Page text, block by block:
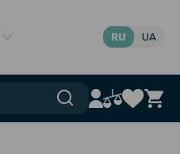
RU UA